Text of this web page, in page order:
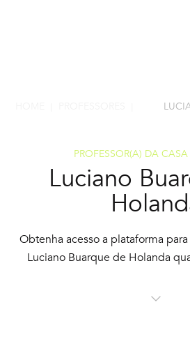
PROFESSOR(A) DA
Luciano
Obtenha acesso a plataforma
Luciano Buarque de Holanda